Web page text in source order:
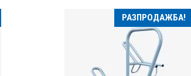
РАЗПРОДАЖБА!